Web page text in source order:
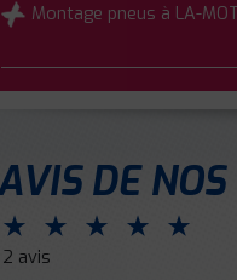
Montage pneus à LA-
DE NOS
⋆ ⋆ ⋆ ⋆ ⋆
2 avis